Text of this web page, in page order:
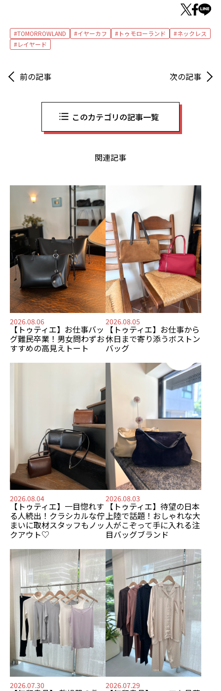
TOMORROWLAND イヤーカフ トゥモローランド
ネックレス
レイヤード
前の記事 次の記事
このカテゴリの記事一覧
関連記事
2026.08.06
【トゥティエ】 お仕事バッ
グ難民卒業！ 男女問わずお
すすめの高見えトート
2026.08.05
【トゥティエ】 お仕事から
休日まで寄り添うボストン
バッグ
2026.08.04
【トゥティエ】 一目惚れす
る人続出！ クラシカルな佇
まいに取材スタッフもノッ
クアウト♡
2026.08.03
【トゥティエ】 待望の日本
上陸で話題！ おしゃれな大
人がこぞって手に入れる注
目バッグブランド
2026.07.30 2026.07.29